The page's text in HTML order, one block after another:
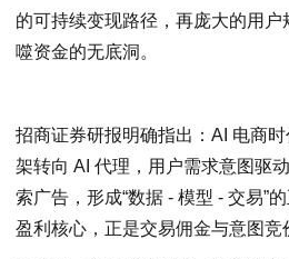
的可持续变现路径，再庞大的用
噬资金的无底洞。
招商证券研报明确指出：AI 电商
架转向 AI 代理，用户需求意图驱
索广告，形成“数据 - 模型 - 交易”
盈利核心，正是交易佣金与意图竞